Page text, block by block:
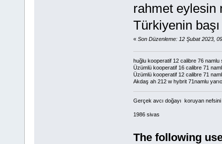
rahmet eylesin
Türkiyenin
« Son Düzenleme: 12 Şubat 2023,
huğlu kooperatif 12 calibre 76 namlu
Üzümlü kooperatif 16 calibre 71
Üzümlü kooperatif 12 calibre 71
Akdaş ah 212 w hybrit 71namlu
Gerçek avcı doğayı koruyan nefsini
1986 sivas
The following